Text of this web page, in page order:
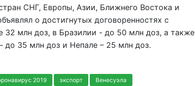
СНГ, Европы, Азии, Ближнего Востока и
о достигнутых договоренностях с
32 млн доз, в Бразилии - до 50 млн доз, а также
до 35 млн доз и Непале – 25 млн доз.
2019 экспорт Венесуэла